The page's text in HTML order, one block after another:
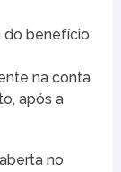
do benefício
na conta
após a
no